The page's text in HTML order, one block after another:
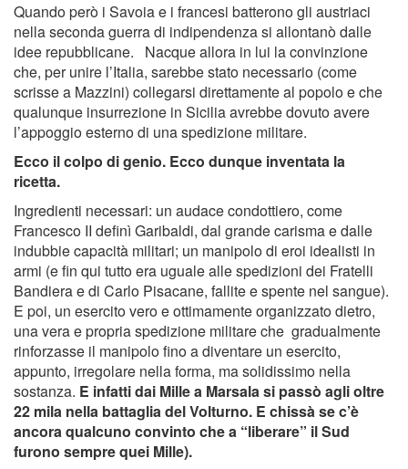
Quando però i Savoia e i francesi batterono gli austriaci
nella seconda guerra di indipendenza si allontanò dalle
idee repubblicane. Nacque allora in lui la convinzione
che, per unire l’Italia, sarebbe stato necessario (come
scrisse a Mazzini) collegarsi direttamente al popolo e che
qualunque insurrezione in Sicilia avrebbe dovuto avere
l’appoggio esterno di una spedizione militare.
Ecco il colpo di genio. Ecco dunque inventata la
ricetta.
Ingredienti necessari: un audace condottiero, come
Francesco II definì Garibaldi, dal grande carisma e dalle
indubbie capacità militari; un manipolo di eroi idealisti in
armi (e fin qui tutto era uguale alle spedizioni dei Fratelli
Bandiera e di Carlo Pisacane, fallite e spente nel sangue).
E poi, un esercito vero e ottimamente organizzato dietro,
una vera e propria spedizione militare che gradualmente
rinforzasse il manipolo fino a diventare un esercito,
appunto, irregolare nella forma, ma solidissimo nella
sostanza. E infatti dai Mille a Marsala si passò agli oltre
22 mila nella battaglia del Volturno. E chissà se c’è
ancora qualcuno convinto che a “liberare” il Sud
furono sempre quei Mille).